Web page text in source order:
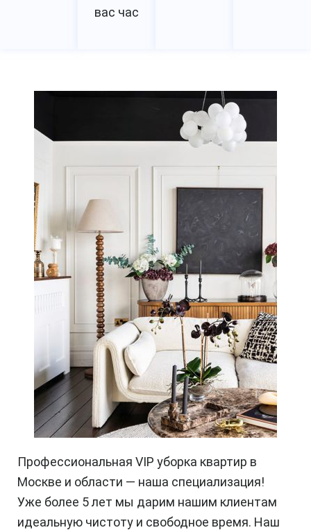
вас час
Профессиональная VIP уборка квартир в
Москве и области — наша специализация!
Уже более 5 лет мы дарим нашим клиентам
идеальную чистоту и свободное время. Наш